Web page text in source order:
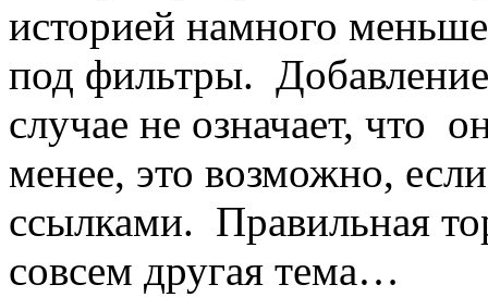
историей намного
под фильтры.
случае не означает, что
менее, это возможно,
ссылками. Правильная
совсем другая тема…